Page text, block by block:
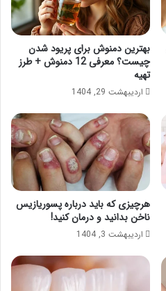
بهترین دمنوش برای پریود شدن
چیست؟ معرفی 12 دمنوش + طرز
تهیه
اردیبهشت 29, 1404
هرچیزی که باید درباره پسوریازیس
ناخن بدانید و درمان کنید!
اردیبهشت 3, 1404